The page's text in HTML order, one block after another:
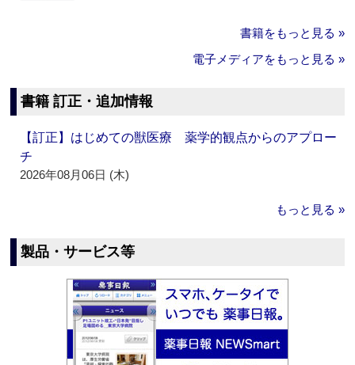
書籍をもっと見る »
電子メディアをもっと見る »
書籍 訂正・追加情報
【訂正】はじめての獣医療 薬学的観点からのアプロー
チ
2026年08月06日 (木)
もっと見る »
製品・サービス等